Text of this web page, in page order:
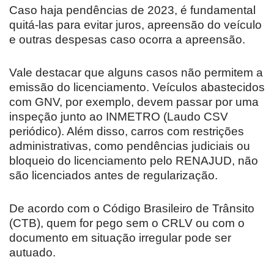
Caso haja pendências de 2023, é fundamental
quitá-las para evitar juros, apreensão do veículo
e outras despesas caso ocorra a apreensão.
Vale destacar que alguns casos não permitem a
emissão do licenciamento. Veículos abastecidos
com GNV, por exemplo, devem passar por uma
inspeção junto ao INMETRO (Laudo CSV
periódico). Além disso, carros com restrições
administrativas, como pendências judiciais ou
bloqueio do licenciamento pelo RENAJUD, não
são licenciados antes de regularização.
De acordo com o Código Brasileiro de Trânsito
(CTB), quem for pego sem o CRLV ou com o
documento em situação irregular pode ser
autuado.